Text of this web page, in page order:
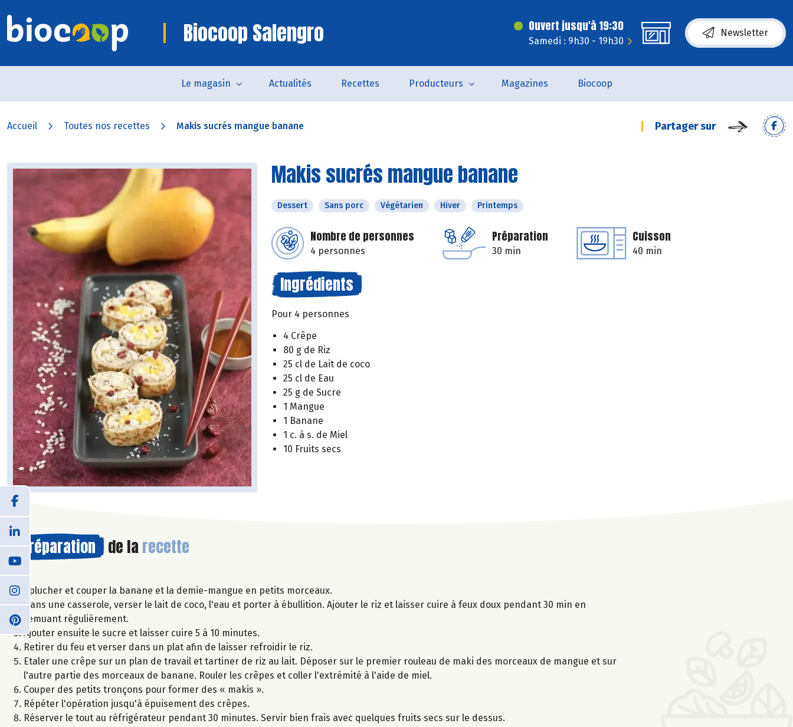
Biocoop Salengro Ouvert jusqu'à 19:30
Samedi : 9h30 - 19h30
Newsletter
Le magasin Actualités Recettes Producteurs Magazines Biocoop
Accueil Toutes nos recettes Makis sucrés mangue banane Partager sur
Makis sucrés mangue banane
Dessert Sans porc Végétarien Hiver Printemps
Nombre de personnes
4 personnes
Préparation
30 min
Cuisson
40 min
Ingrédients
Pour 4 personnes
4 Crêpe
80 g de Riz
25 cl de Lait de coco
25 cl de Eau
25 g de Sucre
1 Mangue
1 Banane
1 c. à s. de Miel
10 Fruits secs
Préparation de la recette
Éplucher et couper la banane et la demie-mangue en petits morceaux.
Dans une casserole, verser le lait de coco, l'eau et porter à ébullition. Ajouter le riz et laisser cuire à feux doux pendant 30 min en
remuant régulièrement.
Ajouter ensuite le sucre et laisser cuire 5 à 10 minutes.
Retirer du feu et verser dans un plat afin de laisser refroidir le riz.
Etaler une crêpe sur un plan de travail et tartiner de riz au lait. Déposer sur le premier rouleau de maki des morceaux de mangue et sur
l'autre partie des morceaux de banane. Rouler les crêpes et coller l'extrémité à l'aide de miel.
Couper des petits tronçons pour former des « makis ».
Répéter l'opération jusqu'à épuisement des crêpes.
Réserver le tout au réfrigérateur pendant 30 minutes. Servir bien frais avec quelques fruits secs sur le dessus.